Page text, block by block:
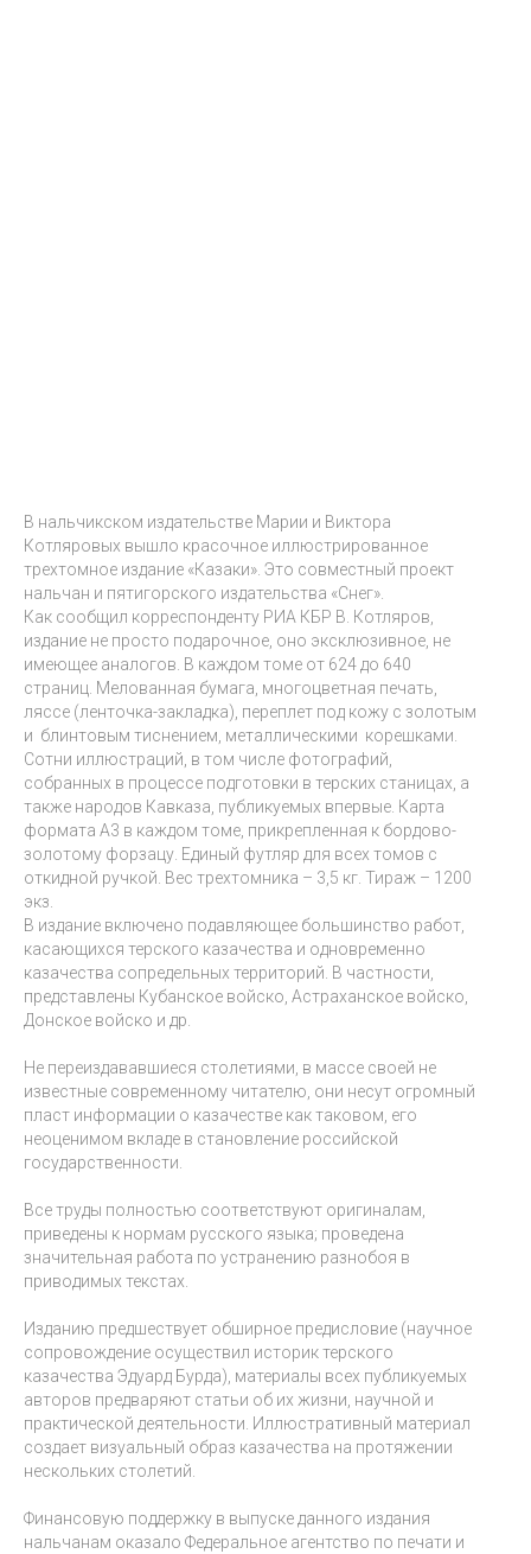
В нальчикском издательстве Марии и Виктора
Котляровых вышло красочное иллюстрированное
трехтомное издание «Казаки». Это совместный проект
нальчан и пятигорского издательства «Снег».
Как сообщил корреспонденту РИА КБР В. Котляров,
издание не просто подарочное, оно эксклюзивное, не
имеющее аналогов. В каждом томе от 624 до 640
страниц. Мелованная бумага, многоцветная печать,
ляссе (ленточка-закладка), переплет под кожу с золотым
и блинтовым тиснением, металлическими корешками.
Сотни иллюстраций, в том числе фотографий,
собранных в процессе подготовки в терских станицах, а
также народов Кавказа, публикуемых впервые. Карта
формата А3 в каждом томе, прикрепленная к бордово-
золотому форзацу. Единый футляр для всех томов с
откидной ручкой. Вес трехтомника – 3,5 кг. Тираж – 1200
экз.
В издание включено подавляющее большинство работ,
касающихся терского казачества и одновременно
казачества сопредельных территорий. В частности,
представлены Кубанское войско, Астраханское войско,
Донское войско и др.
Не переиздававшиеся столетиями, в массе своей не
известные современному читателю, они несут огромный
пласт информации о казачестве как таковом, его
неоценимом вкладе в становление российской
государственности.
Все труды полностью соответствуют оригиналам,
приведены к нормам русского языка; проведена
значительная работа по устранению разнобоя в
приводимых текстах.
Изданию предшествует обширное предисловие (научное
сопровождение осуществил историк терского
казачества Эдуард Бурда), материалы всех публикуемых
авторов предваряют статьи об их жизни, научной и
практической деятельности. Иллюстративный материал
создает визуальный образ казачества на протяжении
нескольких столетий.
Финансовую поддержку в выпуске данного издания
нальчанам оказало Федеральное агентство по печати и